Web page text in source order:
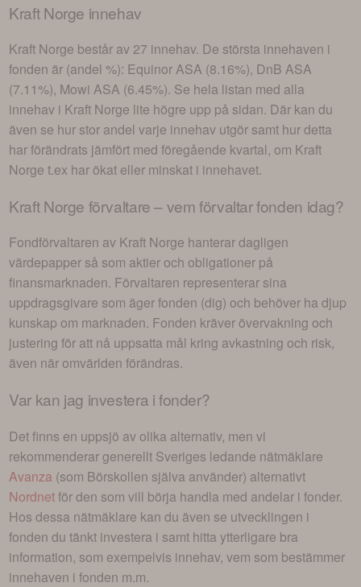
Kraft Norge innehav
Kraft Norge består av 27 innehav. De största innehaven i
fonden är (andel %): Equinor ASA (8.16%), DnB ASA
(7.11%), Mowi ASA (6.45%). Se hela listan med alla
innehav i Kraft Norge lite högre upp på sidan. Där kan du
även se hur stor andel varje innehav utgör samt hur detta
har förändrats jämfört med föregående kvartal, om Kraft
Norge t.ex har ökat eller minskat i innehavet.
Kraft Norge förvaltare – vem förvaltar fonden idag?
Fondförvaltaren av Kraft Norge hanterar dagligen
värdepapper så som aktier och obligationer på
finansmarknaden. Förvaltaren representerar sina
uppdragsgivare som äger fonden (dig) och behöver ha djup
kunskap om marknaden. Fonden kräver övervakning och
justering för att nå uppsatta mål kring avkastning och risk,
även när omvärlden förändras.
Var kan jag investera ifonder?
Det finns en uppsjö av olika alternativ, men vi
rekommenderar generellt Sveriges ledande nätmäklare
Avanza (som Börskollen själva använder) alternativt
Nordnetför den som vill börja handla med andelar ifonder.
Hos dessa nätmäklare kan du även se utvecklingen i
fonden du tänkt investera i samt hitta ytterligare bra
information, som exempelvis innehav, vem som bestämmer
innehaven i fonden m.m.